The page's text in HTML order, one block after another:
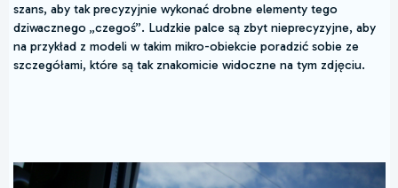
szans, aby tak precyzyjnie wykonać drobne elementy tego
dziwacznego „czegoś”. Ludzkie palce są zbyt nieprecyzyjne, aby
na przykład z modeli w takim mikro-obiekcie poradzić sobie ze
szczegółami, które są tak znakomicie widoczne na tym zdjęciu.